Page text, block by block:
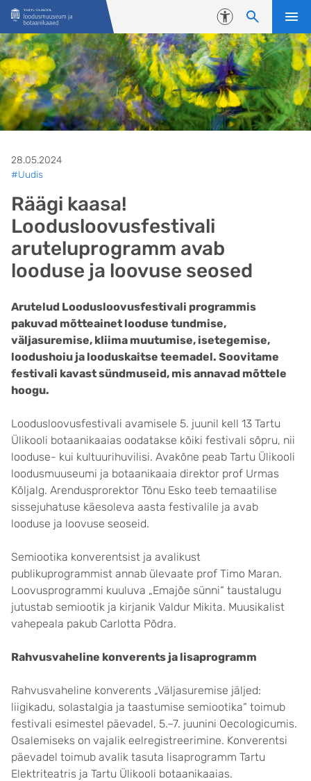
Liigu edasi põhisisu juurde
Juurdepääsetavus
28.05.2024
#Uudis
Räägi kaasa!
Loodusloovusfestivali
aruteluprogramm avab
looduse ja loovuse seosed
Arutelud Loodusloovusfestivali programmis
pakuvad mõtteainet looduse tundmise,
väljasuremise, kliima muutumise, isetegemise,
loodushoiu ja looduskaitse teemadel. Soovitame
festivali kavast sündmuseid, mis annavad mõttele
hoogu.
Loodusloovusfestivali avamisele 5. juunil kell 13 Tartu
Ülikooli botaanikaaias oodatakse kõiki festivali sõpru, nii
looduse- kui kultuurihuvilisi. Avakõne peab Tartu Ülikooli
loodusmuuseumi ja botaanikaaia direktor prof Urmas
Kõljalg. Arendusprorektor Tõnu Esko teeb temaatilise
sissejuhatuse käesoleva aasta festivalile ja avab
looduse ja loovuse seoseid.
Semiootika konverentsist ja avalikust
publikuprogrammist annab ülevaate prof Timo Maran.
Loovusprogrammi kuuluva „Emajõe sünni“ taustalugu
jutustab semiootik ja kirjanik Valdur Mikita. Muusikalist
vahepeala pakub Carlotta Põdra.
Rahvusvaheline konverents ja lisaprogramm
Rahvusvaheline konverents „Väljasuremise jäljed:
liigikadu, solastalgia ja taastumise semiootika“ toimub
festivali esimestel päevadel, 5.–7. juunini Oecologicumis.
Osalemiseks on vajalik eelregistreerimine. Konverentsi
päevadel toimub avalik tasuta lisaprogramm Tartu
Elektriteatris ja Tartu Ülikooli botaanikaaias.